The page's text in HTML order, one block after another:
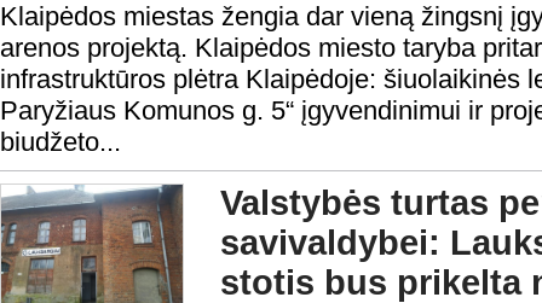
Klaipėdos miestas žengia dar vieną žingsnį
arenos projektą. Klaipėdos miesto taryba
infrastruktūros plėtra Klaipėdoje: šiuolaikinės
Paryžiaus Komunos g. 5“ įgyvendinimui ir
biudžeto...
Valstybės turtas
savivaldybei:
stotis bus prikelta